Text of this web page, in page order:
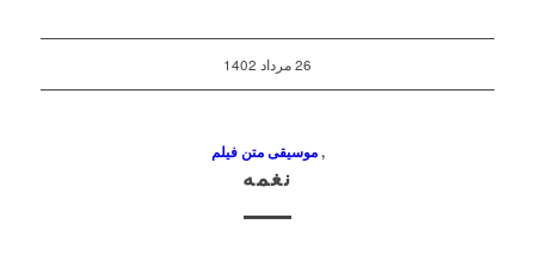
26 مرداد 1402
,موسیقی متن فیلم
نغمه